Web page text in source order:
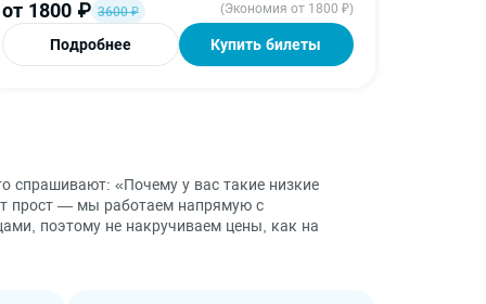
от 1800 ₽ 3600₽ (Экономия от 1800 ₽)
Подробнее Купить билеты
спрашивают: «Почему у вас такие низкие
прост — мы работаем напрямую с
поэтому не накручиваем цены, как на